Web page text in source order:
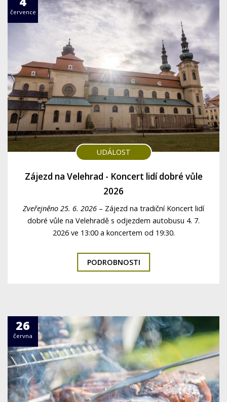
července
UDÁLOST
Zájezd na Velehrad - Koncert lidí dobré vůle
2026
Zveřejněno 25. 6. 2026 – Zájezd na tradiční Koncert lidí
dobré vůle na Velehradě s odjezdem autobusu 4. 7.
2026 ve 13:00 a koncertem od 19:30.
PODROBNOSTI
26
června